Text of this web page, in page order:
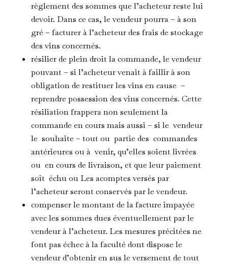
règlement des sommes que l’acheteur reste lui
devoir. Dans ce cas, le vendeur pourra – à son
gré – facturer à l’acheteur des frais de stockage
des vins concernés.
résilier de plein droit la commande, le vendeur
pouvant – si l’acheteur venait à faillir à son
obligation de restituer les vins en cause –
reprendre possession des vins concernés. Cette
résiliation frappera non seulement la
commande en cours mais aussi – si le vendeur
le souhaite – tout ou partie des commandes
antérieures ou à venir, qu’elles soient livrées
ou en cours de livraison, et que leur paiement
soit échu ou Les acomptes versés par
l’acheteur seront conservés par le vendeur.
compenser le montant de la facture impayée
avec les sommes dues éventuellement par le
vendeur à l’acheteur. Les mesures précitées ne
font pas échec à la faculté dont dispose le
vendeur d’obtenir en sus le versement de tout